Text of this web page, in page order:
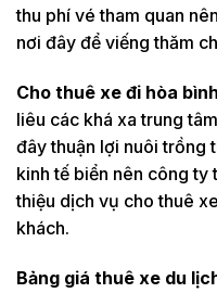
thu phí vé tham quan
nơi đây để viếng thăm
Cho thuê xe đi hòa
liêu các khá xa trung
đây thuận lợi nuôi trồng
kinh tế biển nên công
thiệu dịch vụ cho thuê
khách.
Bảng giá thuê xe du